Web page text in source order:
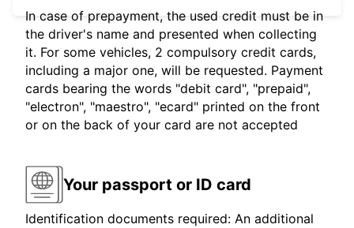
In case of prepayment, the used credit must be in
the driver's name and presented when collecting
it. For some vehicles, 2 compulsory credit cards,
including a major one, will be requested. Payment
cards bearing the words "debit card", "prepaid",
"electron", "maestro", "ecard" printed on the front
or on the back of your card are not accepted
Your passport or ID card
Identification documents required: An additional